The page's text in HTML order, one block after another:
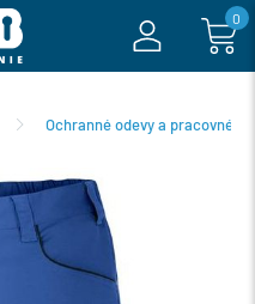
0
Ochranné odevy a pracovné